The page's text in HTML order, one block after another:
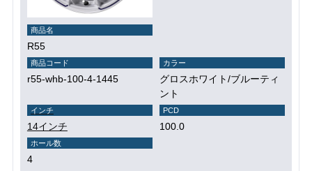
商品名
R55
商品コード
r55-whb-100-4-1445
カラー
グロスホワイト/ブルーティ
ント
インチ
14インチ
PCD
100.0
ホール数
4